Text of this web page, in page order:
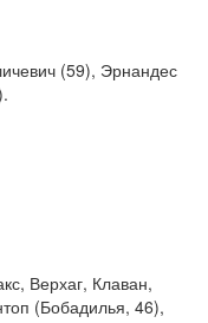
(59), Эрнандес
Верхаг, Клаван,
(Бобадилья, 46),